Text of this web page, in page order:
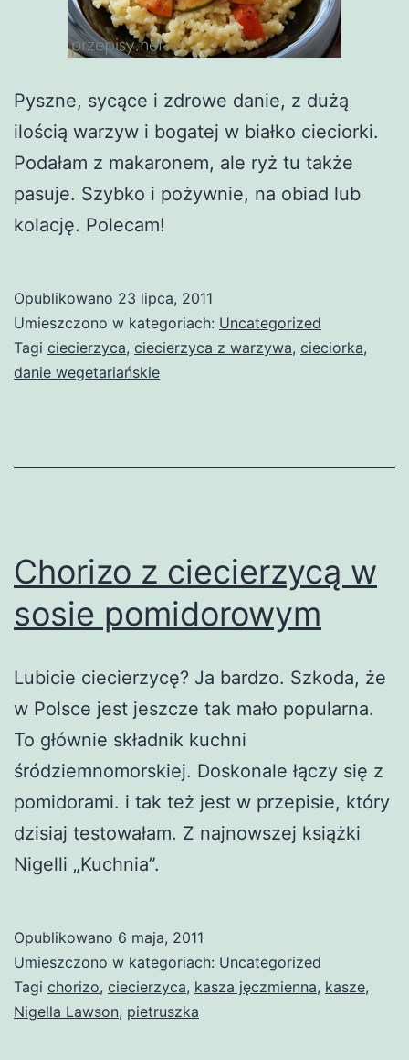
Pyszne, sycące i zdrowe danie, z dużą
ilością warzyw i bogatej w białko cieciorki.
Podałam z makaronem, ale ryż tu także
pasuje. Szybko i pożywnie, na obiad lub
kolację. Polecam!
Opublikowano 23 lipca, 2011
Umieszczono w kategoriach: Uncategorized
Tagi ciecierzyca, ciecierzyca z warzywa, cieciorka,
danie wegetariańskie
Chorizo z ciecierzycą w
sosie pomidorowym
Lubicie ciecierzycę? Ja bardzo. Szkoda, że
w Polsce jest jeszcze tak mało popularna.
To głównie składnik kuchni
śródziemnomorskiej. Doskonale łączy się z
pomidorami. i tak też jest w przepisie, który
dzisiaj testowałam. Z najnowszej książki
Nigelli „Kuchnia”.
Opublikowano 6 maja, 2011
Umieszczono w kategoriach: Uncategorized
Tagi chorizo, ciecierzyca, kasza jęczmienna, kasze,
Nigella Lawson, pietruszka